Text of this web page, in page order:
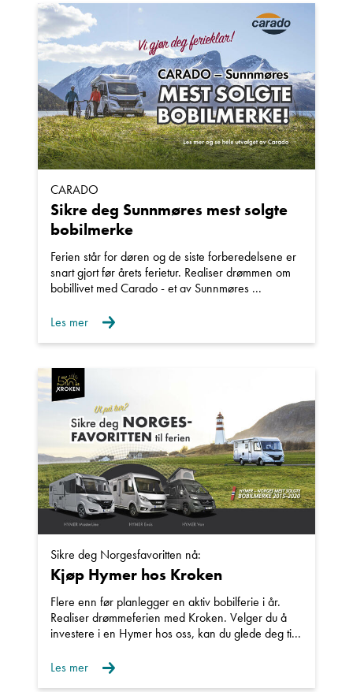
CARADO
Sikre deg Sunnmøres mest solgte
bobilmerke
Ferien står for døren og de siste forberedelsene er
snart gjort før årets ferietur. Realiser drømmen om
bobillivet med Carado - et av Sunnmøres ...
Les mer
Sikre deg Norgesfavoritten nå:
Kjøp Hymer hos Kroken
Flere enn før planlegger en aktiv bobilferie i år.
Realiser drømmeferien med Kroken. Velger du å
investere i en Hymer hos oss, kan du glede deg ti...
Les mer